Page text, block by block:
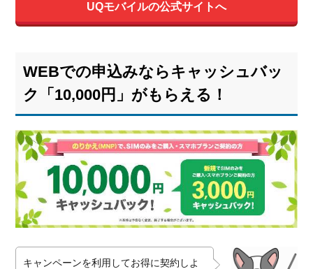
UQモバイルの公式サイトへ
WEBでの申込みならキャッシュバッ
ク「10,000円」がもらえる！
キャンペーンを利用してお得に契約しよ